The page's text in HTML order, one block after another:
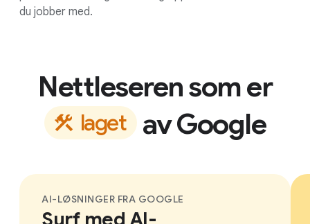
du jobber med.
Nettleseren som er
laget av Google
AI-LØSNINGER FRA GOOGLE